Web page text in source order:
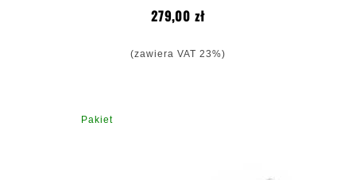
279,00 złCena
(zawiera VAT 23%)
Pakiet